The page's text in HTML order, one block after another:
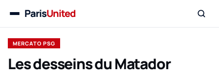
MenuParisUnited
MERCATO PSG
Les desseins du Matador